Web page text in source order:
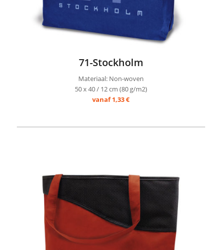
71-Stockholm
Materiaal: Non-woven
50 x 40 / 12 cm (80 g/m2)
vanaf 1,33 €